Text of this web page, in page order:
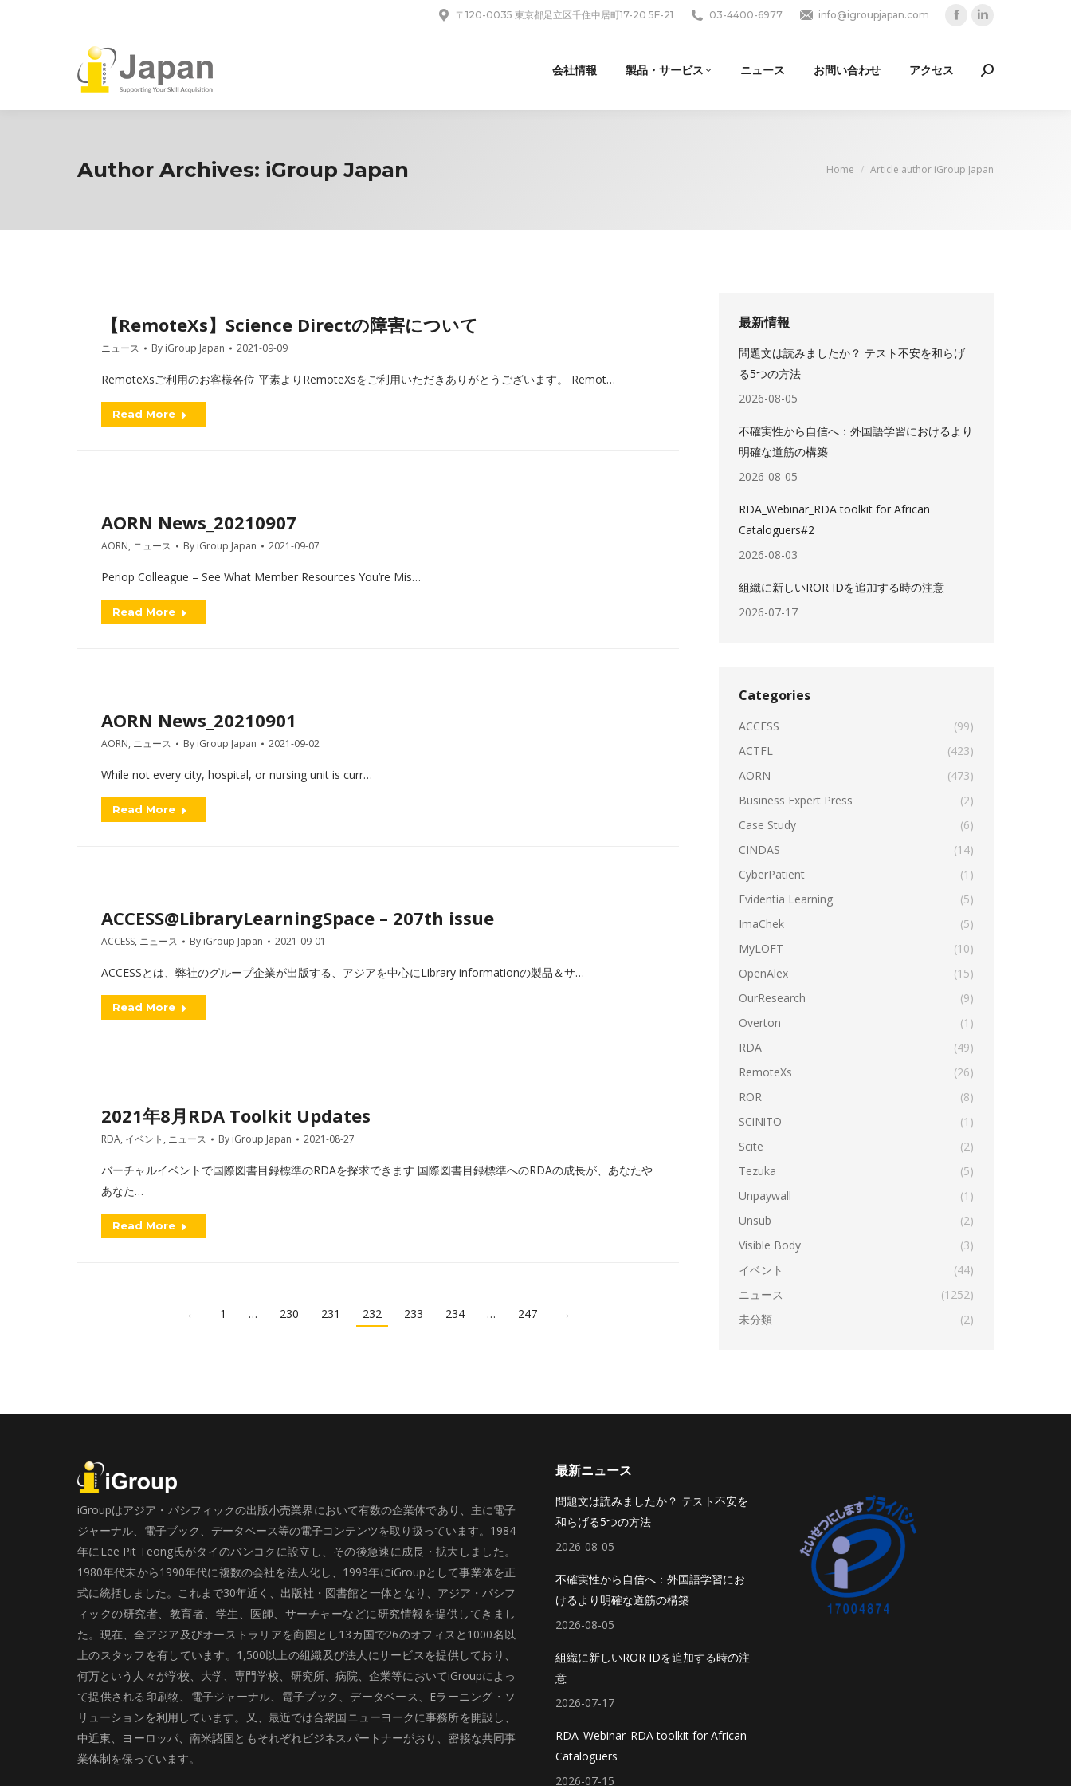
〒120-0035 東京都足立区千住中居町17-20 5F-21 03-4400-6977 info@igroupjapan.com
opensopens
会社情報 製品・サービス ニュース お問い合わせ アクセス Search:
Author Archives: iGroup Japan You are here:
Home Article author iGroup Japan
【RemoteXs】Science Directの障害について
ニュース By iGroup Japan 2021-09-09
RemoteXsご利用のお客様各位 平素よりRemoteXsをご利用いただきありがとうございます。 Remot…
Read More
AORN News_20210907
AORN, ニュース By iGroup Japan 2021-09-07
Periop Colleague – See What Member Resources You’re Mis…
Read More
AORN News_20210901
AORN, ニュース By iGroup Japan 2021-09-02
While not every city, hospital, or nursing unit is curr…
Read More
ACCESS@LibraryLearningSpace – 207th issue
ACCESS, ニュース By iGroup Japan 2021-09-01
ACCESSとは、弊社のグループ企業が出版する、アジアを中心にLibrary informationの製品＆サ…
Read More
2021年8月RDA Toolkit Updates
RDA, イベント , ニュース By iGroup Japan 2021-08-27
バーチャルイベントで国際図書目録標準のRDAを探求できます 国際図書目録標準へのRDAの成長が、あなたや
あなた…
Read More
← 1 … 230 231 232 233 234 … 247 →
最新情報
問題文は読みましたか？ テスト不安を和らげ
る5つの方法
2026-08-05
不確実性から自信へ：外国語学習におけるより
明確な道筋の構築
2026-08-05
RDA_Webinar_RDA toolkit for African
Cataloguers#2
2026-08-03
組織に新しいROR IDを追加する時の注意
2026-07-17
Categories
ACCESS
(99)
ACTFL
(423)
AORN
(473)
Business Expert Press
(2)
Case Study
(6)
CINDAS
(14)
CyberPatient
(1)
Evidentia Learning
(5)
ImaChek
(5)
MyLOFT
(10)
OpenAlex
(15)
OurResearch
(9)
Overton
(1)
RDA
(49)
RemoteXs
(26)
ROR
(8)
SCiNiTO
(1)
Scite
(2)
Tezuka
(5)
Unpaywall
(1)
Unsub
(2)
Visible Body
(3)
イベント
(44)
ニュース
(1252)
未分類
(2)
iGroupはアジア・パシフィックの出版小売業界において有数の企業体であり、主に電子
ジャーナル、電子ブック、データベース等の電子コンテンツを取り扱っています。1984
年にLee Pit Teong氏がタイのバンコクに設立し、その後急速に成長・拡大しました。
1980年代末から1990年代に複数の会社を法人化し、1999年にiGroupとして事業体を正
式に統括しました。これまで30年近く、出版社・図書館と一体となり、アジア・パシフ
ィックの研究者、教育者、学生、医師、サーチャーなどに研究情報を提供してきまし
た。現在、全アジア及びオーストラリアを商圏とし13カ国で26のオフィスと1000名以
上のスタッフを有しています。1,500以上の組織及び法人にサービスを提供しており、
何万という人々が学校、大学、専門学校、研究所、病院、企業等においてiGroupによっ
て提供される印刷物、電子ジャーナル、電子ブック、データベース、Eラーニング・ソ
リューションを利用しています。又、最近では合衆国ニューヨークに事務所を開設し、
中近東、ヨーロッパ、南米諸国ともそれぞれビジネスパートナーがおり、密接な共同事
業体制を保っています。
最新ニュース
問題文は読みましたか？ テスト不安を
和らげる5つの方法
2026-08-05
不確実性から自信へ：外国語学習にお
けるより明確な道筋の構築
2026-08-05
組織に新しいROR IDを追加する時の注
意
2026-07-17
RDA_Webinar_RDA toolkit for African
Cataloguers
2026-07-15